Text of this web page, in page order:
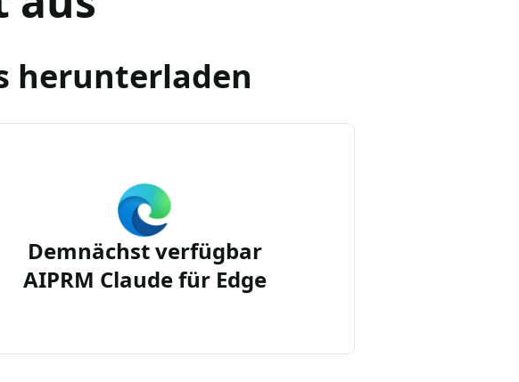
herunterladen
Demnächst verfügbar
AIPRM Claude für Edge